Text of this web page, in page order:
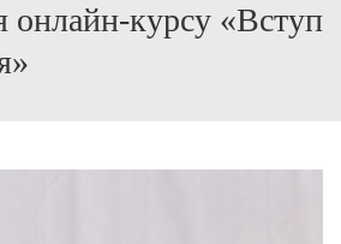
онлайн-курсу «Вступ